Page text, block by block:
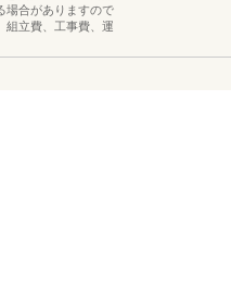
場合がありますので
組立費、工事費、運